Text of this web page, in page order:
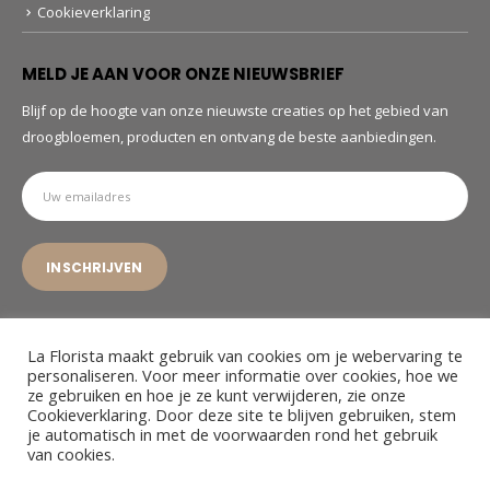
Cookieverklaring
MELD JE AAN VOOR ONZE NIEUWSBRIEF
Blijf op de hoogte van onze nieuwste creaties op het gebied van
droogbloemen, producten en ontvang de beste aanbiedingen.
© La Florista. 2022. All Rights Reserved
La Florista maakt gebruik van cookies om je webervaring te
personaliseren. Voor meer informatie over cookies, hoe we
ze gebruiken en hoe je ze kunt verwijderen, zie onze
Cookieverklaring. Door deze site te blijven gebruiken, stem
je automatisch in met de voorwaarden rond het gebruik
van cookies.